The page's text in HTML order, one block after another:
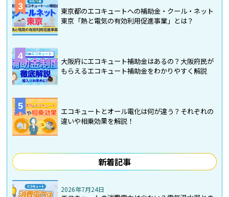
3
東京都のエコキュートへの補助金・クール・ネット
東京「熱と電気の有効利用促進事業」とは？
4
大阪府にエコキュート補助金はあるの？大阪府民が
もらえるエコキュート補助金をわかりやすく解説
5
エコキュートとオール電化は何が違う？それぞれの
違いや相乗効果を解説！
新着記事
2026年7月24日